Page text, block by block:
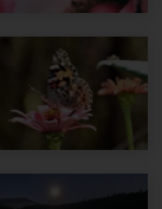
- גם בהריון